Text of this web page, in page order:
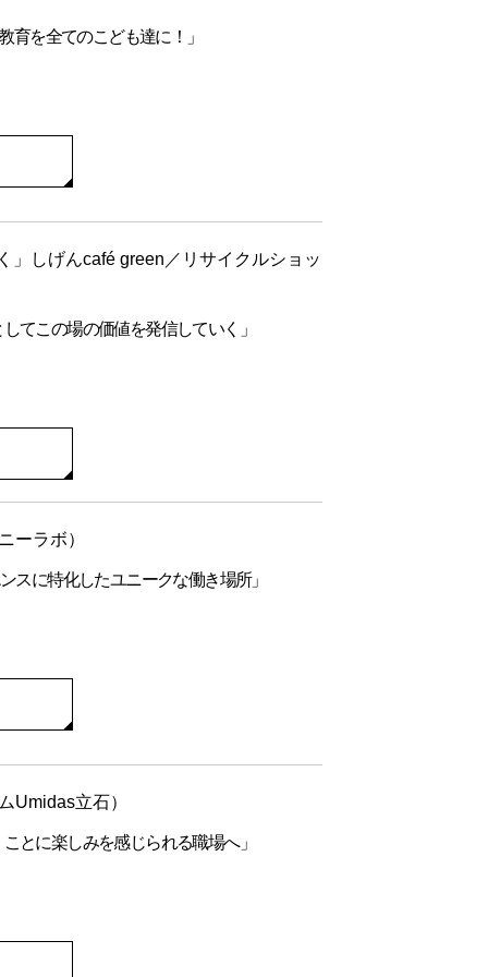
育を全てのこども達に！」
」しげんcafé green／リサイクルショッ
てこの場の価値を発信していく」
ーラボ）
スに特化したユニークな働き場所」
Umidas立石）
とに楽しみを感じられる職場へ」